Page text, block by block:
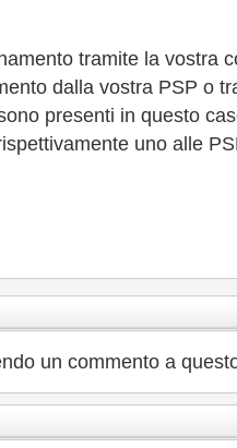
tramite la vostra
dalla vostra PSP o
presenti in questo
uno alle
un commento a